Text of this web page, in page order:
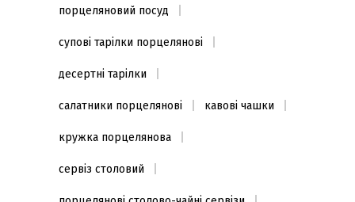
порцеляновий посуд
супові тарілки порцелянові
десертні тарілки
салатники порцелянові кавові чашки
кружка порцелянова
сервіз столовий